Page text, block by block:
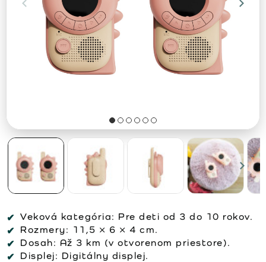
Veková kategória: Pre deti od 3 do 10 rokov.
Rozmery: 11,5 × 6 × 4 cm.
Dosah: Až 3 km (v otvorenom priestore).
Displej: Digitálny displej.